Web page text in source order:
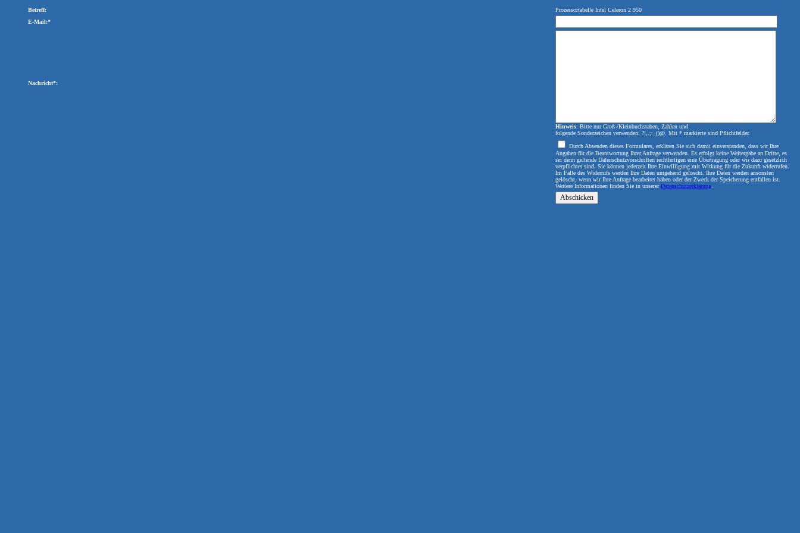
Betreff:
Prozessortabelle Intel Celeron 2 950
E-Mail:*
Nachricht*:
Hinweis: Bitte nur Groß-/Kleinbuchstaben, Zahlen und
folgende Sonderzeichen verwenden: ?!,.;:_()@. Mit * markierte sind Pflichtfelder.
Durch Absenden dieses Formulares, erklären Sie sich damit einverstanden, dass wir Ihre
Angaben für die Beantwortung Ihrer Anfrage verwenden. Es erfolgt keine Weitergabe an Dritte, es
sei denn geltende Datenschutzvorschriften rechtfertigen eine Übertragung oder wir dazu gesetzlich
verpflichtet sind. Sie können jederzeit Ihre Einwilligung mit Wirkung für die Zukunft widerrufen.
Im Falle des Widerrufs werden Ihre Daten umgehend gelöscht. Ihre Daten werden ansonsten
gelöscht, wenn wir Ihre Anfrage bearbeitet haben oder der Zweck der Speicherung entfallen ist.
Weitere Informationen finden Sie in unsererDatenschutzerklärung